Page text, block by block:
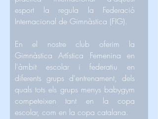
esport la regula la Federació
Internacional de Gimnàstica (FIG).
En el nostre club oferim la
Gimnàstica Artística Femenina en
l'àmbit escolar i federatiu en
diferents grups d'entrenament, dels
quals tots els grups menys babygym
competeixen tant en la copa
escolar, com en la copa catalana.